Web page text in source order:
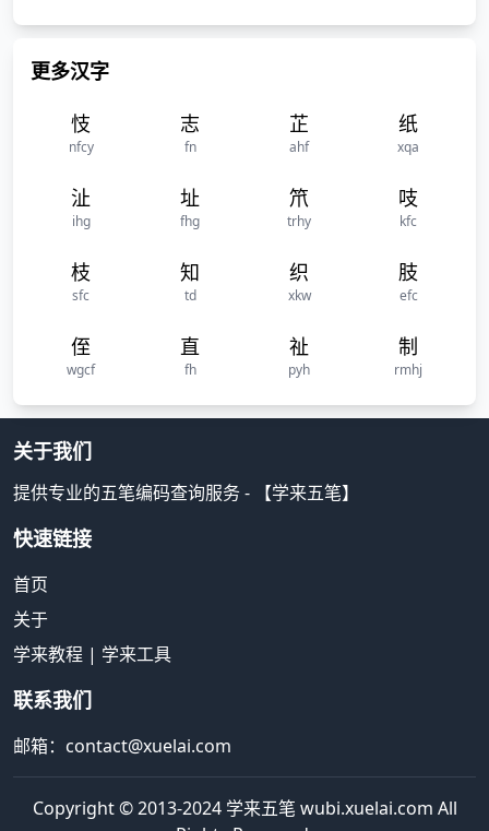
更多汉字
忮
nfcy
志
fn
芷
ahf
纸
xqa
沚
ihg
址
fhg
笊
trhy
吱
kfc
枝
sfc
知
td
织
xkw
肢
efc
侄
wgcf
直
fh
祉
pyh
制
rmhj
关于我们
提供专业的五笔编码查询服务 - 【学来五笔】
快速链接
首页
关于
学来教程 | 学来工具
联系我们
邮箱：contact@xuelai.com
Copyright © 2013-2024 学来五笔 wubi.xuelai.com All